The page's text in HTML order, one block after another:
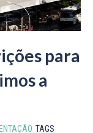
para
a
TAGS